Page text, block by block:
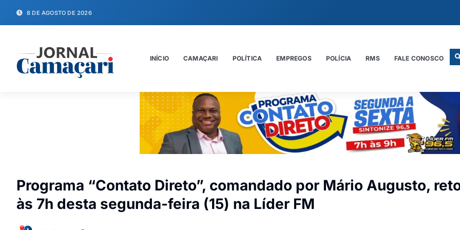
8 DE AGOSTO DE 2026
INÍCIO CAMAÇARI POLÍTICA EMPREGOS POLÍCIA RMS FALE CONOSCO
Programa “Contato Direto”, comandado por Mário Augusto,
às 7h desta segunda-feira (15) na Líder FM